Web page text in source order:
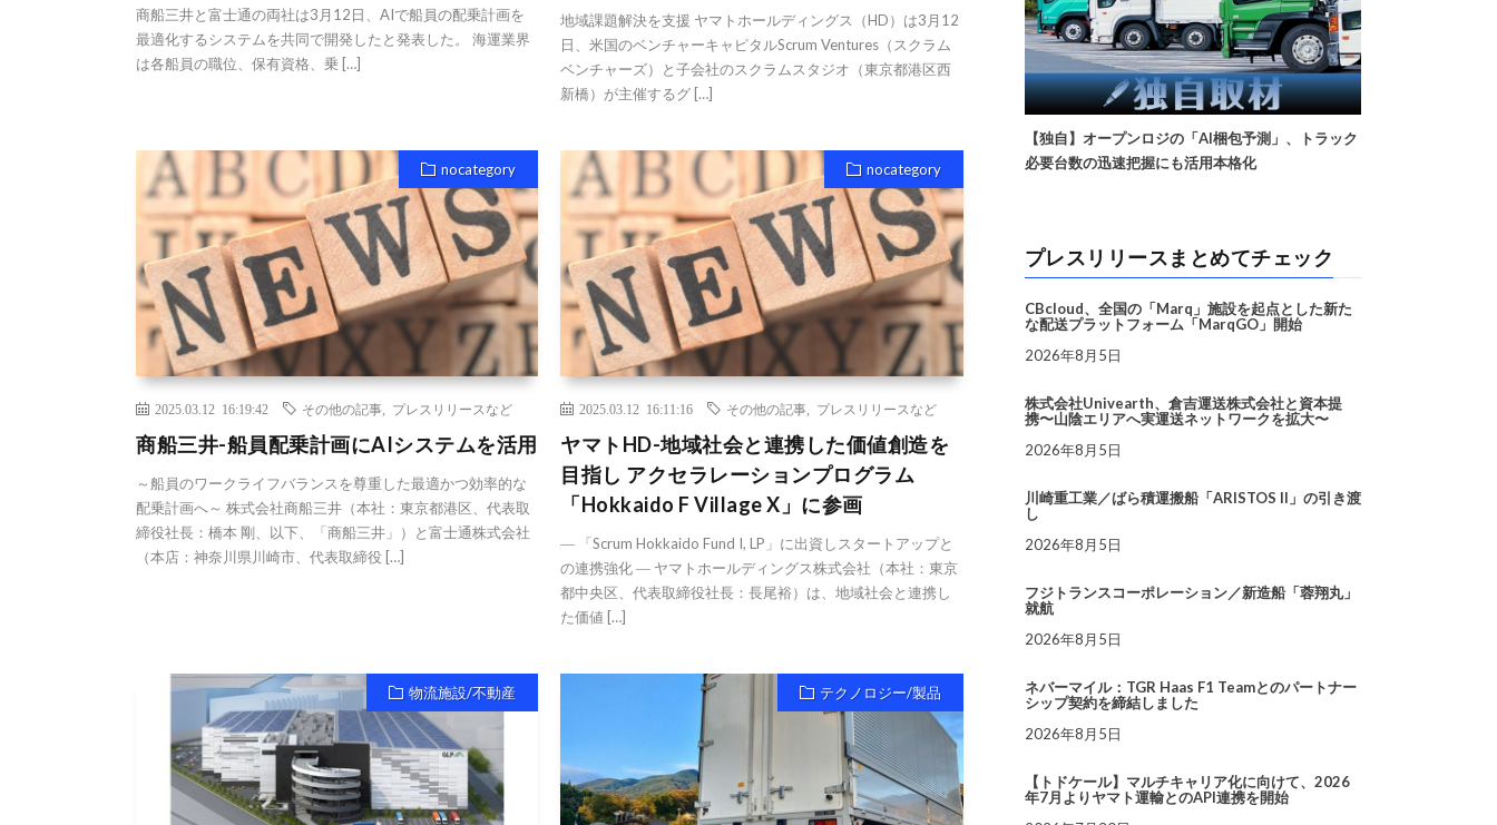
商船三井と富士通の両社は3月12日、AIで船員の配乗計画を
最適化するシステムを共同で開発したと発表した。 海運業界
は各船員の職位、保有資格、乗 […]
地域課題解決を支援 ヤマトホールディングス（HD）は3月12
日、米国のベンチャーキャピタルScrum Ventures（スクラム
ベンチャーズ）と子会社のスクラムスタジオ（東京都港区西
新橋）が主催するグ […]
nocategory
2025.03.12 16:19:42 その他の記事 プレスリリースなど
商船三井-船員配乗計画にAIシステムを活用
～船員のワークライフバランスを尊重した最適かつ効率的な
配乗計画へ～ 株式会社商船三井（本社：東京都港区、代表取
締役社長：橋本 剛、以下、「商船三井」）と富士通株式会社
（本店：神奈川県川崎市、代表取締役 […]
nocategory
2025.03.12 16:11:16 その他の記事 プレスリリースなど
ヤマトHD-地域社会と連携した価値創造を
目指し アクセラレーションプログラム
「Hokkaido F Village X」に参画
― 「Scrum Hokkaido Fund I, LP」に出資しスタートアップと
の連携強化 ― ヤマトホールディングス株式会社（本社：東京
都中央区、代表取締役社長：長尾裕）は、地域社会と連携し
た価値 […]
物流施設/不動産 テクノロジー/製品
【独自】オープンロジの「AI梱包予測」、トラック
必要台数の迅速把握にも活用本格化
プレスリリースまとめてチェック
CBcloud、全国の「Marq」施設を起点とした新た
な配送プラットフォーム「MarqGO」開始
2026年8月5日
株式会社Univearth、倉吉運送株式会社と資本提
携〜山陰エリアへ実運送ネットワークを拡大〜
2026年8月5日
川崎重工業／ばら積運搬船「ARISTOS II」の引き渡
し
2026年8月5日
フジトランスコーポレーション／新造船「蓉翔丸」
就航
2026年8月5日
ネバーマイル：TGR Haas F1 Teamとのパートナー
シップ契約を締結しました
2026年8月5日
【トドケール】マルチキャリア化に向けて、2026
年7月よりヤマト運輸とのAPI連携を開始